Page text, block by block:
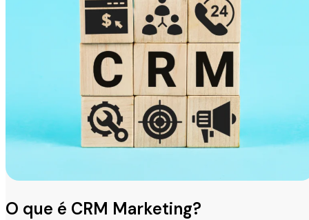
O que é CRM Marketing?